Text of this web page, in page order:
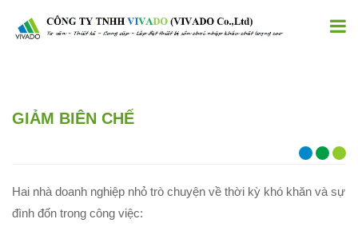
GIẢM BIÊN CHẾ
Hai nhà doanh nghiệp nhỏ trò chuyện về thời kỳ khó khăn và sự
đình đốn trong công việc: